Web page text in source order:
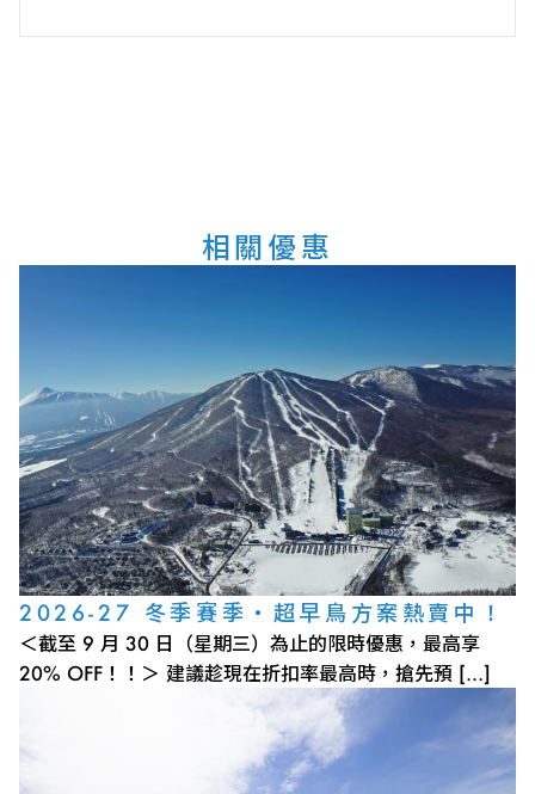
相關優惠
2026-27 冬季賽季・超早鳥方案熱賣中！
＜截至 9 月 30 日（星期三）為止的限時優惠，最高享
20% OFF！！＞ 建議趁現在折扣率最高時，搶先預 […]